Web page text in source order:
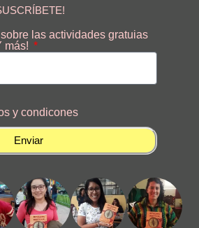
las actividades gratuias
más!
y condicones
Enviar